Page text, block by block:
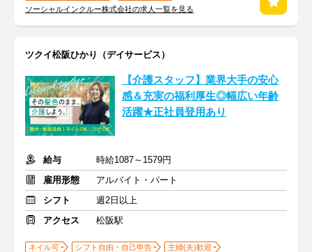
ソーシャルインクルー株式会社の求人一覧を見る
ツクイ松阪ひかり（デイサービス）
【介護スタッフ】業界大手の安心
感＆充実の福利厚生◎幅広い年齢
活躍★正社員登用あり
給与
時給1087～1579円
雇用形態
アルバイト・パート
シフト
週2日以上
アクセス
松阪駅
ネイル可 シフト自由・自己申告
主婦(夫)歓迎